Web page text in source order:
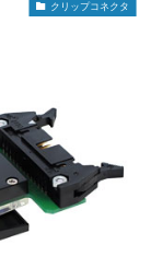
クリップコネクタ